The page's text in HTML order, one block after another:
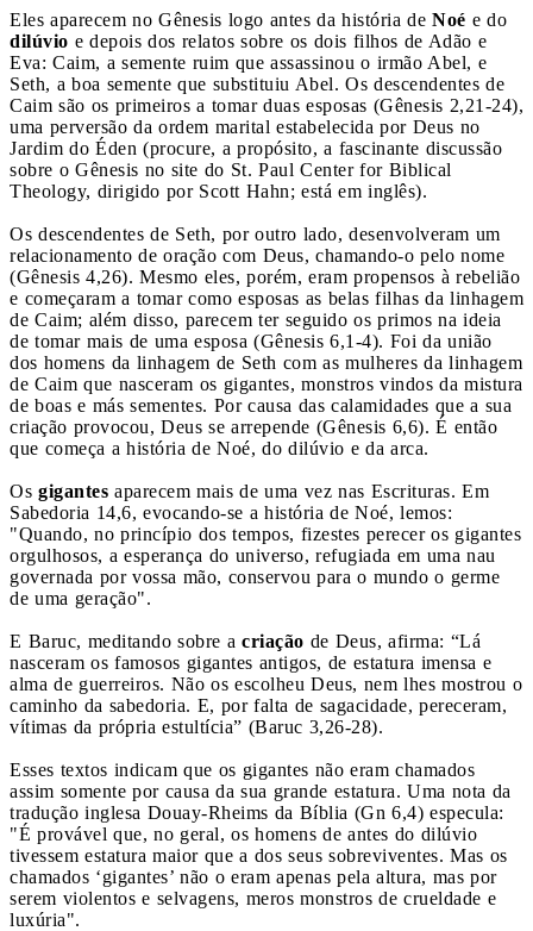
Eles aparecem no Gênesis logo antes da história de Noé e do
dilúvio e depois dos relatos sobre os dois filhos de Adão e
Eva: Caim, a semente ruim que assassinou o irmão Abel, e
Seth, a boa semente que substituiu Abel. Os descendentes de
Caim são os primeiros a tomar duas esposas (Gênesis 2,21-24),
uma perversão da ordem marital estabelecida por Deus no
Jardim do Éden (procure, a propósito, a fascinante discussão
sobre o Gênesis no site do St. Paul Center for Biblical
Theology, dirigido por Scott Hahn; está em inglês).
Os descendentes de Seth, por outro lado, desenvolveram um
relacionamento de oração com Deus, chamando-o pelo nome
(Gênesis 4,26). Mesmo eles, porém, eram propensos à rebelião
e começaram a tomar como esposas as belas filhas da linhagem
de Caim; além disso, parecem ter seguido os primos na ideia
de tomar mais de uma esposa (Gênesis 6,1-4). Foi da união
dos homens da linhagem de Seth com as mulheres da linhagem
de Caim que nasceram os gigantes, monstros vindos da mistura
de boas e más sementes. Por causa das calamidades que a sua
criação provocou, Deus se arrepende (Gênesis 6,6). É então
que começa a história de Noé, do dilúvio e da arca.
Os gigantes aparecem mais de uma vez nas Escrituras. Em
Sabedoria 14,6, evocando-se a história de Noé, lemos:
"Quando, no princípio dos tempos, fizestes perecer os gigantes
orgulhosos, a esperança do universo, refugiada em uma nau
governada por vossa mão, conservou para o mundo o germe
de uma geração".
E Baruc, meditando sobre a criação de Deus, afirma: “Lá
nasceram os famosos gigantes antigos, de estatura imensa e
alma de guerreiros. Não os escolheu Deus, nem lhes mostrou o
caminho da sabedoria. E, por falta de sagacidade, pereceram,
vítimas da própria estultícia” (Baruc 3,26-28).
Esses textos indicam que os gigantes não eram chamados
assim somente por causa da sua grande estatura. Uma nota da
tradução inglesa Douay-Rheims da Bíblia (Gn 6,4) especula:
"É provável que, no geral, os homens de antes do dilúvio
tivessem estatura maior que a dos seus sobreviventes. Mas os
chamados ‘gigantes’ não o eram apenas pela altura, mas por
serem violentos e selvagens, meros monstros de crueldade e
luxúria".